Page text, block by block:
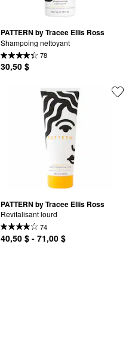
PATTERN by Tracee Ellis Ross
Shampoing nettoyant
78
30,50 $
PATTERN by Tracee Ellis Ross
Revitalisant lourd
74
40,50 $ - 71,00 $